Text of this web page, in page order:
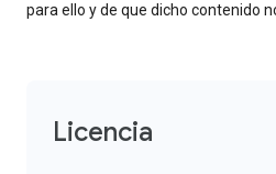
para ello y de que dicho contenido
Licencia